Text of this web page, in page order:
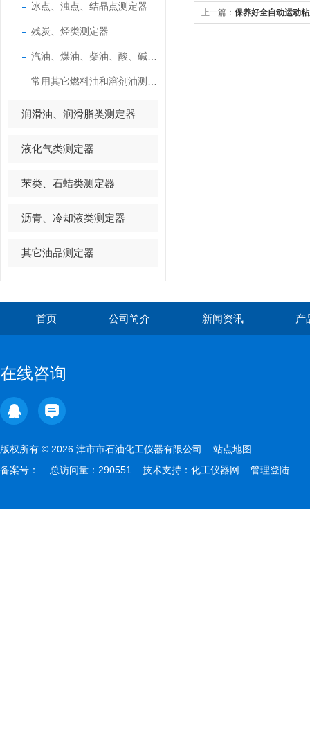
冰点、浊点、结晶点测定器
残炭、烃类测定器
润滑油、润滑脂类测定器
液化气类测定器
苯类、石蜡类测定器
沥青、冷却液类测定器
其它油品测定器
上一篇： 保养好全自动运动
首页 公司简介 新闻资讯 产
在线咨询
版权所有 © 2026 津市市石油化工仪器有限公司 站点地图
备案号：
总访问量：290551 技术支持： 化工仪器网 管理登陆